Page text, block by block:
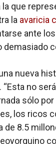
que
la avaricia
ante
nueva
“Esta no
sólo por
los ricos
de 8.5